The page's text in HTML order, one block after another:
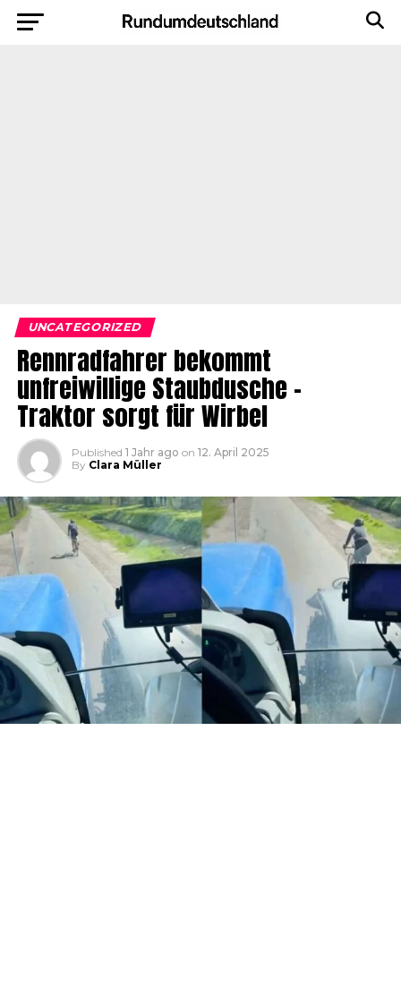
UNCATEGORIZED
Rennradfahrer bekommt
unfreiwillige Staubdusche –
Traktor sorgt für Wirbel
Published 1 Jahr ago on 12. April 2025
By Clara Müller